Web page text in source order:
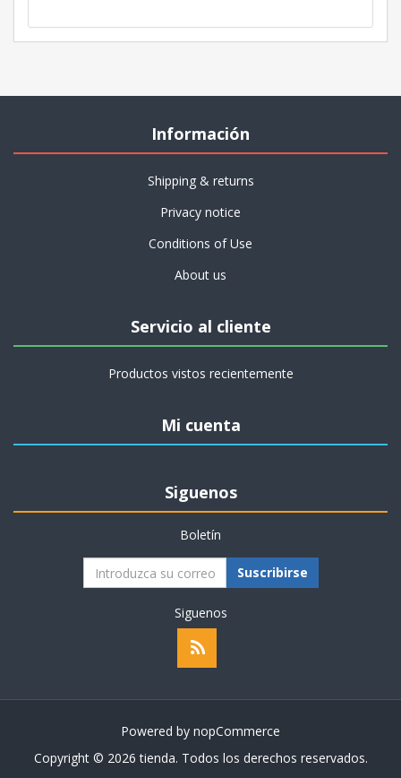
Información
Shipping & returns
Privacy notice
Conditions of Use
About us
Servicio al cliente
Productos vistos recientemente
Mi cuenta
Siguenos
Boletín
Suscribirse
Siguenos
Powered by nopCommerce
Copyright © 2026 tienda. Todos los derechos reservados.